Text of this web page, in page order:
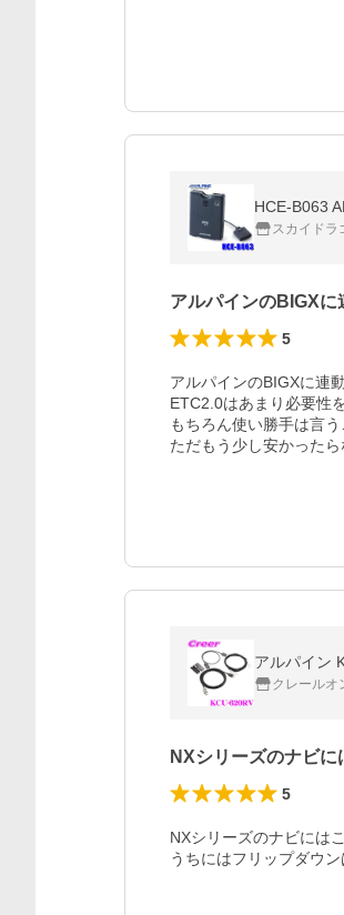
HCE-B063
スカイドラ
アルパインのBIGX
5
アルパインのBIGXに連
ETC2.0はあまり必要性
もちろん使い勝手は言う
ただもう少し安かったら
アルパイン
クレールオ
NXシリーズのナビ
5
NXシリーズのナビには
うちにはフリップダウ